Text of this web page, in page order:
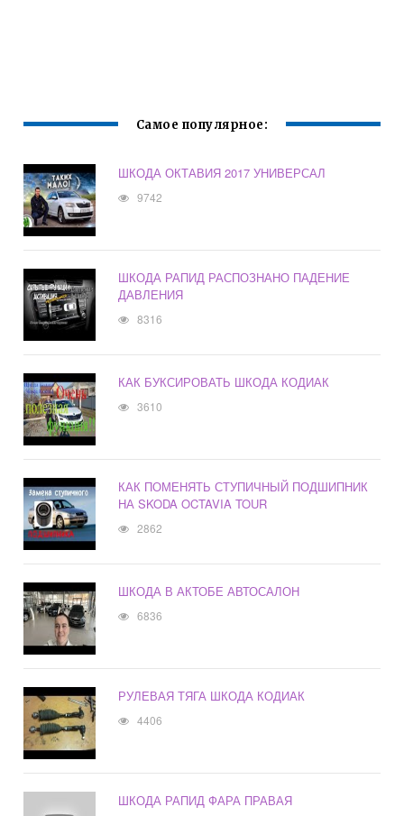
Самое популярное:
ШКОДА ОКТАВИЯ 2017 УНИВЕРСАЛ
9742
ШКОДА РАПИД РАСПОЗНАНО ПАДЕНИЕ
ДАВЛЕНИЯ
8316
КАК БУКСИРОВАТЬ ШКОДА КОДИАК
3610
КАК ПОМЕНЯТЬ СТУПИЧНЫЙ ПОДШИПНИК
НА SKODA OCTAVIA TOUR
2862
ШКОДА В АКТОБЕ АВТОСАЛОН
6836
РУЛЕВАЯ ТЯГА ШКОДА КОДИАК
4406
ШКОДА РАПИД ФАРА ПРАВАЯ